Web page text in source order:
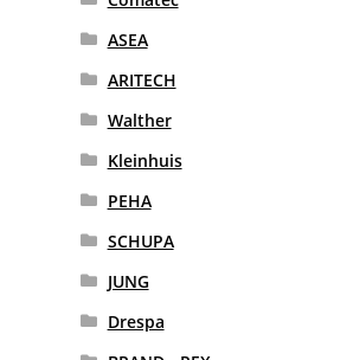
ASEA
ARITECH
Walther
Kleinhuis
PEHA
SCHUPA
JUNG
Drespa